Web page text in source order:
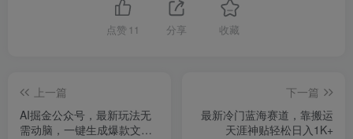
点赞 11 分享 收藏
上一篇
AI掘金公众号，最新玩法无
需动脑，一键生成爆款文
下一篇
最新冷门蓝海赛道，靠搬运
天涯神贴轻松日入1K+